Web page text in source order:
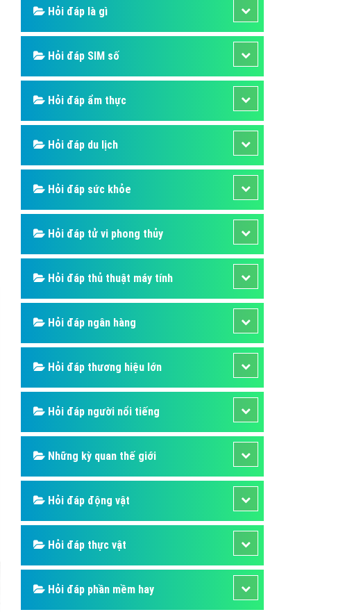
Hỏi đáp quảng cáo TVC
Hỏi đáp quảng cáo mobile
Hỏi đáp quảng cáo Online
Hỏi đáp quảng cáo Skype
Hỏi đáp Domain & Hosting
Dịch vụ quảng cáo Youtube
Dịch vụ quảng cáo Tiktok
Dịch vụ quảng cáo Zalo
Hỏi đáp quảng cáo Youtube
Quảng cáo Cốc Cốc hiệu quả
Nghĩa là gì
Phần mềm ứng dụng hay
Hỏi đáp là gì
Hỏi đáp SIM số
Hỏi đáp ẩm thực
Hỏi đáp du lịch
Hỏi đáp sức khỏe
Hỏi đáp tử vi phong thủy
Hỏi đáp thủ thuật máy tính
Hỏi đáp ngân hàng
Hỏi đáp thương hiệu lớn
Hỏi đáp người nổi tiếng
Những kỳ quan thế giới
Hỏi đáp động vật
Hỏi đáp thực vật
Hỏi đáp phần mềm hay